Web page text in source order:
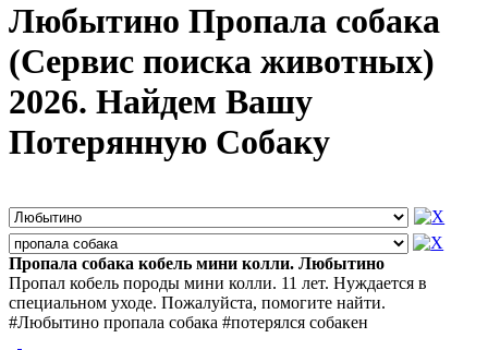
Любытино Пропала собака
(Сервис поиска животных)
2026. Найдем Вашу
Потерянную Собаку
Пропала собака кобель мини колли. Любытино
Пропал кобель породы мини колли. 11 лет. Нуждается в
специальном уходе. Пожалуйста, помогите найти.
#Любытино пропала собака #потерялся собакен